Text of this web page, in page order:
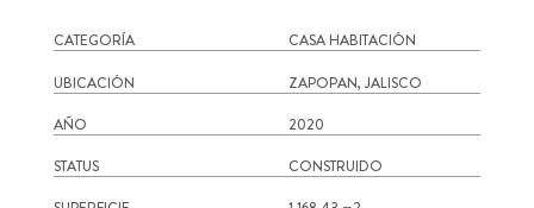
CATEGORÍA CASA HABITACIÓN
UBICACIÓN
ZAPOPAN, JALISCO
AÑO
2020
STATUS
CONSTRUIDO